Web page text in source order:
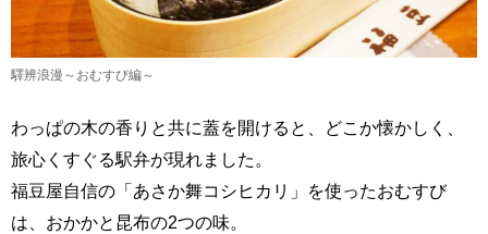
驛辨浪漫～おむすび編～
わっぱの木の香りと共に蓋を開けると、どこか懐かしく、
旅心くすぐる駅弁が現れました。
福豆屋自信の「あさか舞コシヒカリ」を使ったおむすび
は、おかかと昆布の2つの味。